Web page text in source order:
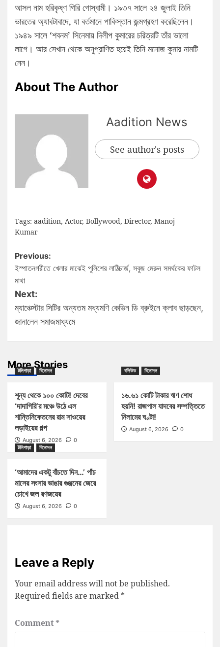
আসল নাম হরিকৃষ্ণ গিরি গোস্বামী। ১৯৩৭ সালে ২৪ জুলাই তিনি
ভারতের অ্যাবটাবাদে, যা বর্তমানে পাকিস্তান জন্মগ্রহণ করেছিলেন।
১৯৪৯ সালে ‘শবনম’ সিনেমায় দিলীপ কুমারের চরিত্রটি তাঁর ভালো
লাগে। আর সেখান থেকে অনুপ্রাণিত হয়েই তিনি মনোজ কুমার নামটি
নেন।
About The Author
Aadition News
See author's posts
Tags: aadition, Actor, Bollywood, Director, Manoj
Kumar
Previous:
ইস্পাতনগরীতে খেলার মাঝেই পুলিশের লাঠিচার্জ, সবুজ মেরুন সমর্থকের ফাটল
মাথা
Next:
ম্যাঞ্চেস্টার সিটির অন্যতম মধ্যমণি কেভিন ডি ব্রুইনে ক্লাব ছাড়ছেন,
জানালেন সমাজমাধ্যমে
More Stories
টলিপাড়া বিনোদন
শূন্য থেকে ১০০ কোটি! দেবের
‘দাদাগিরি’র মঞ্চে উঠে এল
শান্তিনিকেতনের রাম সাওয়ের
লড়াইয়ের গল্প
August 6, 2026 0
বলিউড বিনোদন
১৬.৬১ কোটি টাকার ঋণ শোধ
হয়নি! রাজপাল যাদবের সম্পত্তিতে
নিলামের ঘণ্টা!
August 6, 2026 0
টলিপাড়া বিনোদন
‘আমাদের একটু বাঁচতে দিন…’ পাঁচ
মাসের সংসার ভাঙার গুঞ্জনের জেরে
চোখে জল রণজয়ের
August 6, 2026 0
Leave a Reply
Your email address will not be published.
Required fields are marked *
Comment *